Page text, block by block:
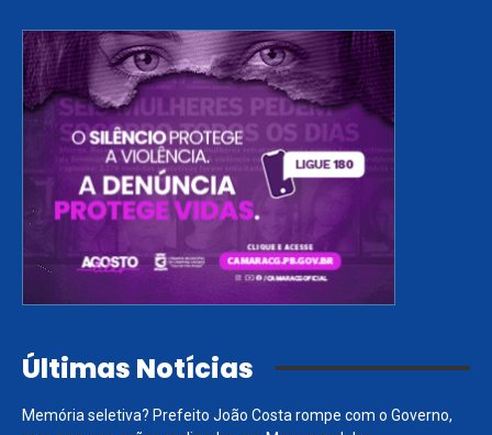
Últimas Notícias
Memória seletiva? Prefeito João Costa rompe com o Governo,